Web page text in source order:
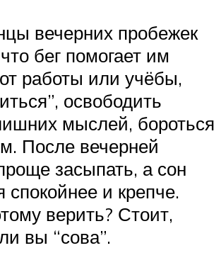
вечерних пробежек
бег помогает им
работы или учёбы,
освободить
мыслей, бороться
После вечерней
засыпать, а сон
спокойнее и крепче.
верить? Стоит,
вы “сова”.